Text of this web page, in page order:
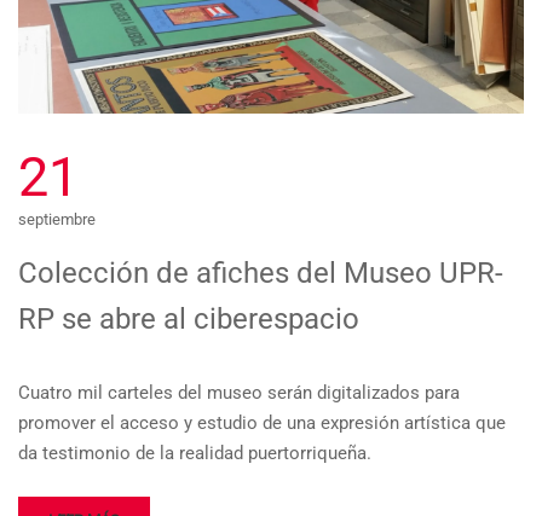
21
septiembre
Colección de afiches del Museo UPR-
RP se abre al ciberespacio
Cuatro mil carteles del museo serán digitalizados para
promover el acceso y estudio de una expresión artística que
da testimonio de la realidad puertorriqueña.